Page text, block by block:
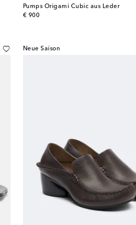
Pumps Origami Cubic aus Leder
€ 900
original price
Neue Saison